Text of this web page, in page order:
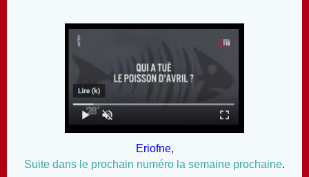
Eriofne,
Suite dans le prochain numéro la semaine prochaine.